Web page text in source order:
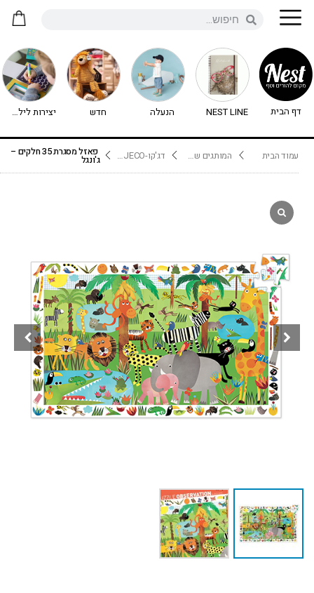
דף הבית NEST LINE הנעלה חדש יצירות לילדים - יצירה לילדים
עמוד הבית המותגים שלנו דג'קו-DJECO נימיגו פאזל מסגרת 35 חלקים –
ג'ונגל